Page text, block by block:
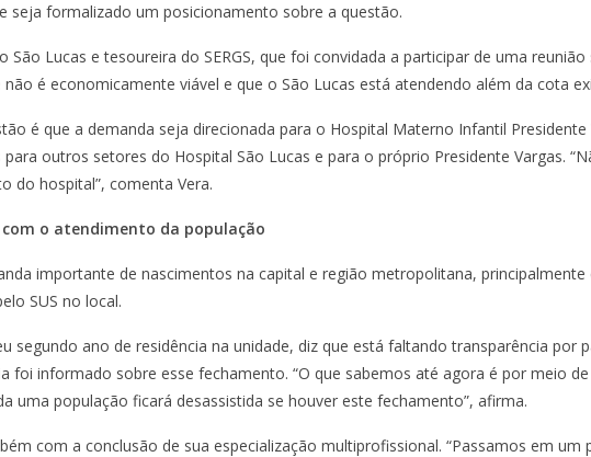
seja formalizado um posicionamento sobre a questão.
São Lucas e tesoureira do SERGS, que foi convidada a participar de uma
é economicamente viável e que o São Lucas está atendendo além da cota
é que a demanda seja direcionada para o Hospital Materno Infantil Presidente
outros setores do Hospital São Lucas e para o próprio Presidente Vargas.
do hospital”, comenta Vera.
o atendimento da população
importante de nascimentos na capital e região metropolitana,
SUS no local.
segundo ano de residência na unidade, diz que está faltando transparência por
foi informado sobre esse fechamento. “O que sabemos até agora é por meio
uma população ficará desassistida se houver este fechamento”, afirma.
com a conclusão de sua especialização multiprofissional. “Passamos em um